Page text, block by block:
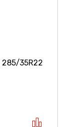
285/35R22